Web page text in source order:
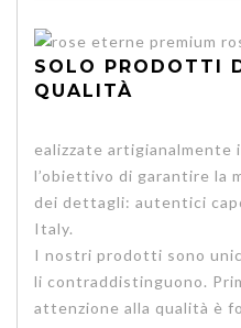
SOLO PRODOTTI
QUALITÀ
ealizzate
l’obiettivo di garantire la
dei dettagli: autentici
Italy.
I nostri prodotti sono
li contraddistinguono.
attenzione alla qualità è